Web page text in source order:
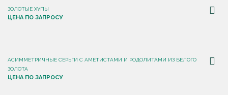
ЗОЛОТЫЕ ХУПЫ
ЦЕНА ПО ЗАПРОСУ
АСИММЕТРИЧНЫЕ СЕРЬГИ С АМЕТИСТАМИ И РОДОЛИТАМИ ИЗ БЕЛОГО
ЗОЛОТА
ЦЕНА ПО ЗАПРОСУ